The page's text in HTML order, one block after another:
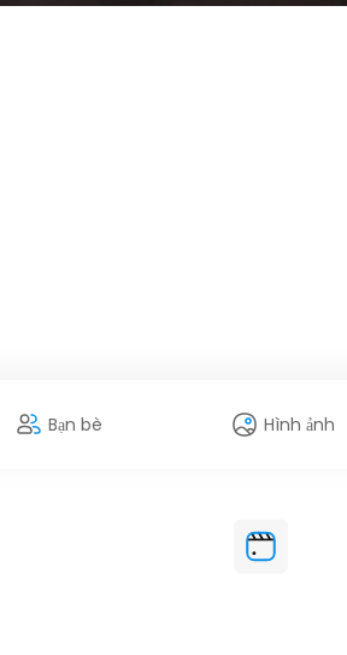
Bạn bè Hình ảnh